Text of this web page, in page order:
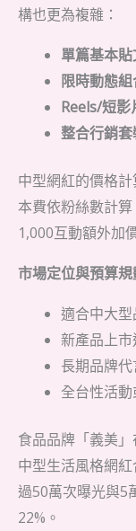
構也更為複雜：
單篇基本貼
限時動態
Reels/短影
整合行銷套
中型網紅的價格
本費依粉絲數計
1,000互動額外加
市場定位與預算規
適合中大
新產品上
長期品牌
全台性活
食品品牌「義美
中型生活風格網
過50萬次曝光與5
22%。